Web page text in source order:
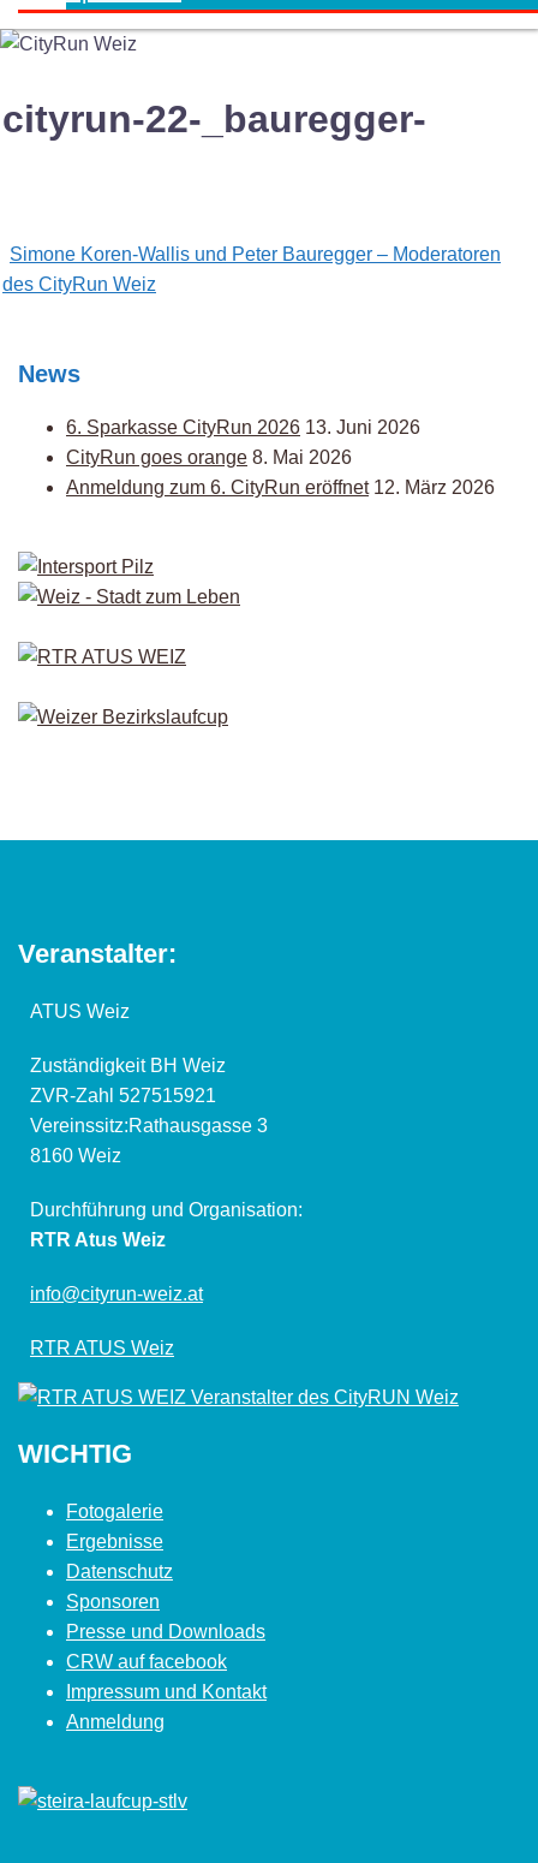
cityrun-22-_bauregger-
Post
navigation
Simone Koren-Wallis und Peter Bauregger – Moderatoren
des CityRun Weiz
News
6. Sparkasse CityRun 2026 13. Juni 2026
CityRun goes orange 8. Mai 2026
Anmeldung zum 6. CityRun eröffnet 12. März 2026
Veranstalter:
ATUS Weiz
Zuständigkeit BH Weiz
ZVR-Zahl 527515921
Vereinssitz:Rathausgasse 3
8160 Weiz
Durchführung und Organisation:
RTR Atus Weiz
info@cityrun-weiz.at
RTR ATUS Weiz
WICHTIG
Fotogalerie
Ergebnisse
Datenschutz
Sponsoren
Presse und Downloads
CRW auf facebook
Impressum und Kontakt
Anmeldung